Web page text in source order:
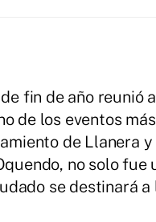
fin de año reunió
de los eventos
de Llanera
no solo
se destinará